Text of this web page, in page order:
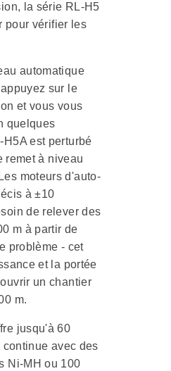
la série RL-H5
pour vérifier les
automatique
sur le
et vous vous
quelques
est perturbé
remet à niveau
moteurs d'auto-
à ±10
de relever des
m à partir de
problème - cet
et la portée
un chantier
m.
jusqu'à 60
avec des
Ni-MH ou 100